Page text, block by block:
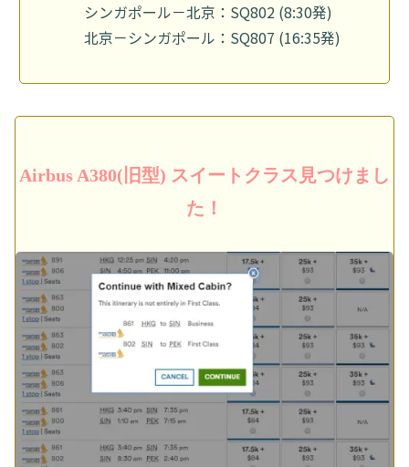
シンガポール－北京：SQ802 (8:30発)
北京－シンガポール：SQ807 (16:35発)
Airbus A380(旧型) スイートクラス見つけまし
た！